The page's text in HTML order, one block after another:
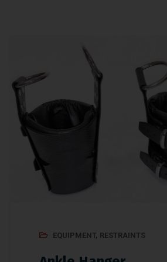
EQUIPMENT, RESTRAINTS